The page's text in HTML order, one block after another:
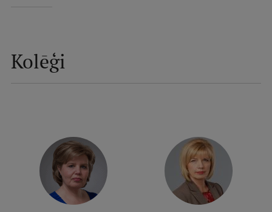
Studiju un vides pieejamība
Dati par 2025. gadu
Mūžizglītība
Ētikas un līdztiesības mācības
Kolēģi